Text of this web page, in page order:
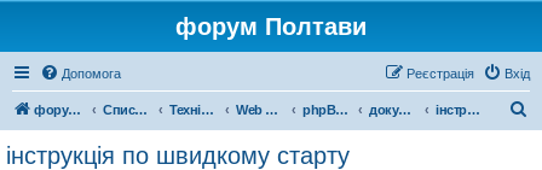
форум Полтави
Допомога Вхід
Реєстрація
форум Полтави Список форумів Технічний Web розробка phpBB 3 документація phpBB інструкція по швидкому старту
інструкція по швидкому старту